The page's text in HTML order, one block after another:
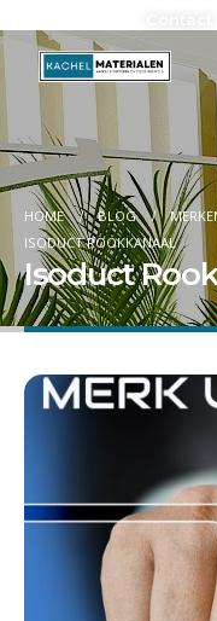
HOME BLOG
ISODUCT ROOKKANAAL
Isoduct